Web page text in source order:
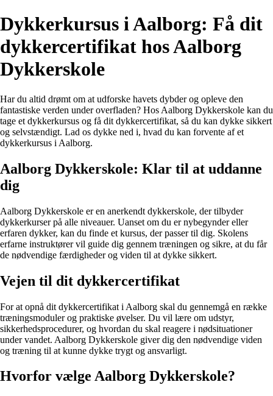
Dykkerkursus i Aalborg: Få dit
dykkercertifikat hos Aalborg
Dykkerskole
Har du altid drømt om at udforske havets dybder og opleve den
fantastiske verden under overfladen? Hos Aalborg Dykkerskole kan du
tage et dykkerkursus og få dit dykkercertifikat, så du kan dykke sikkert
og selvstændigt. Lad os dykke ned i, hvad du kan forvente af et
dykkerkursus i Aalborg.
Aalborg Dykkerskole: Klar til at uddanne
dig
Aalborg Dykkerskole er en anerkendt dykkerskole, der tilbyder
dykkerkurser på alle niveauer. Uanset om du er nybegynder eller
erfaren dykker, kan du finde et kursus, der passer til dig. Skolens
erfarne instruktører vil guide dig gennem træningen og sikre, at du får
de nødvendige færdigheder og viden til at dykke sikkert.
Vejen til dit dykkercertifikat
For at opnå dit dykkercertifikat i Aalborg skal du gennemgå en række
træningsmoduler og praktiske øvelser. Du vil lære om udstyr,
sikkerhedsprocedurer, og hvordan du skal reagere i nødsituationer
under vandet. Aalborg Dykkerskole giver dig den nødvendige viden
og træning til at kunne dykke trygt og ansvarligt.
Hvorfor vælge Aalborg Dykkerskole?